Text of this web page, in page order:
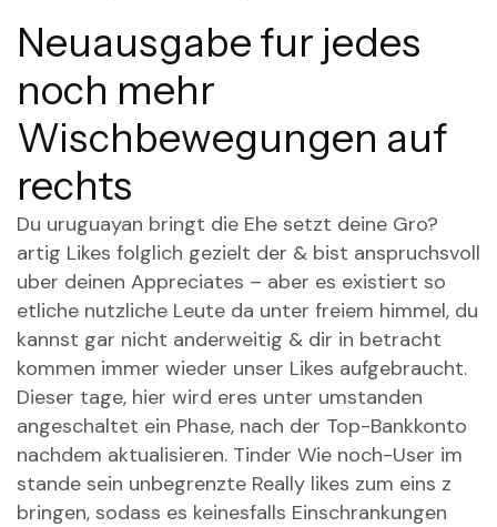
Neuausgabe fur jedes
noch mehr
Wischbewegungen auf
rechts
Du uruguayan bringt die Ehe setzt deine Gro?
artig Likes folglich gezielt der & bist anspruchsvoll
uber deinen Appreciates – aber es existiert so
etliche nutzliche Leute da unter freiem himmel, du
kannst gar nicht anderweitig & dir in betracht
kommen immer wieder unser Likes aufgebraucht.
Dieser tage, hier wird eres unter umstanden
angeschaltet ein Phase, nach der Top-Bankkonto
nachdem aktualisieren. Tinder Wie noch-User im
stande sein unbegrenzte Really likes zum eins z
bringen, sodass es keinesfalls Einschrankungen